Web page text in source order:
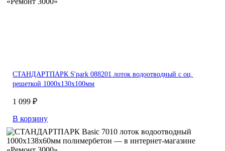
СТАНДАРТПАРК S'park 088201 лоток водоотводный с оц.
решеткой 1000х130х100мм
1 099 ₽
В корзину